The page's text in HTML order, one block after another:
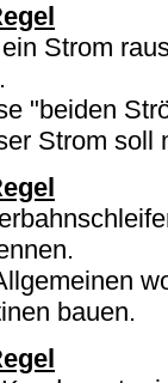
Strom
"beiden
Strom soll
bauen.